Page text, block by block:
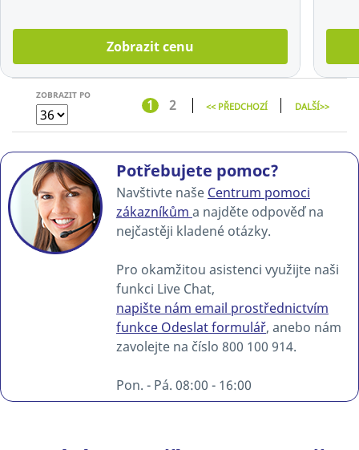
Zobrazit cenu
ZOBRAZIT PO
1 2 << PŘEDCHOZÍ DALŠÍ>>
Potřebujete pomoc?
Navštivte naše Centrum pomoci
zákazníkům a najděte odpověď na
nejčastěji kladené otázky.
Pro okamžitou asistenci využijte naši
funkci Live Chat,
napište nám email prostřednictvím
funkce Odeslat formulář, anebo nám
zavolejte na číslo 800 100 914.
Pon. - Pá. 08:00 - 16:00